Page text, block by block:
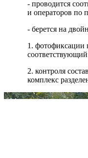
- проводится
и операторов по
- берется на
1. фотофиксации
2. контроля
комплекс